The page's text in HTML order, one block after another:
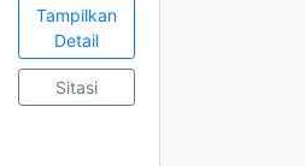
Tampilkan
Detail
Sitasi